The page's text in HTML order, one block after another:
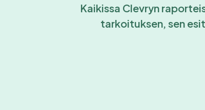
Kaikissa Clevryn
tarkoituksen, sen